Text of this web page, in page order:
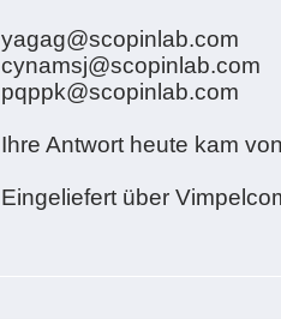
yagag@scopinlab.com
cynamsj@scopinlab.com
pqppk@scopinlab.com
Ihre Antwort heute kam
Eingeliefert über